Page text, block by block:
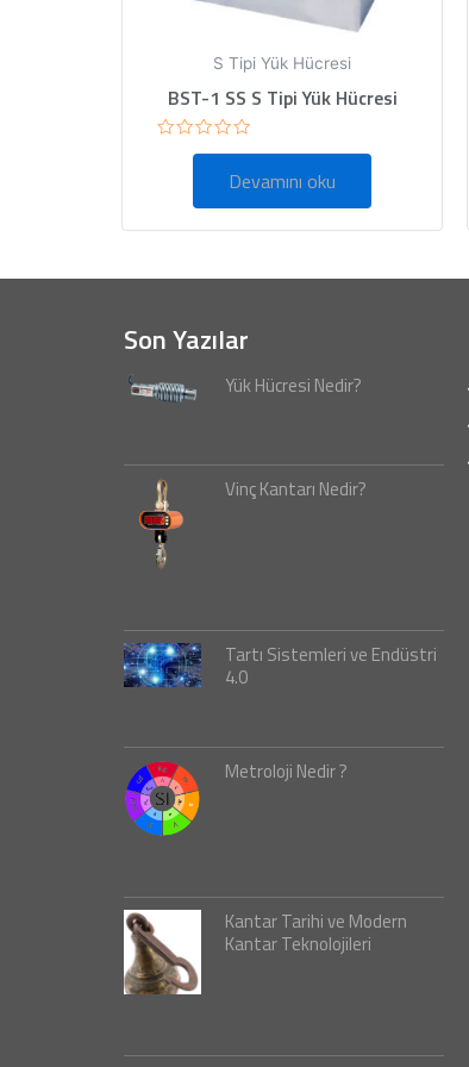
S Tipi Yük Hücresi
BST-1 SS S Tipi Yük Hücresi
Devamını oku
Son Yazılar
Yük Hücresi Nedir?
Vinç Kantarı Nedir?
Tartı Sistemleri ve Endüstri
4.0
Metroloji Nedir ?
Kantar Tarihi ve Modern
Kantar Teknolojileri